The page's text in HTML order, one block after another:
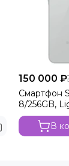
150 000 ₽
Смартфон
8/256GB,
В